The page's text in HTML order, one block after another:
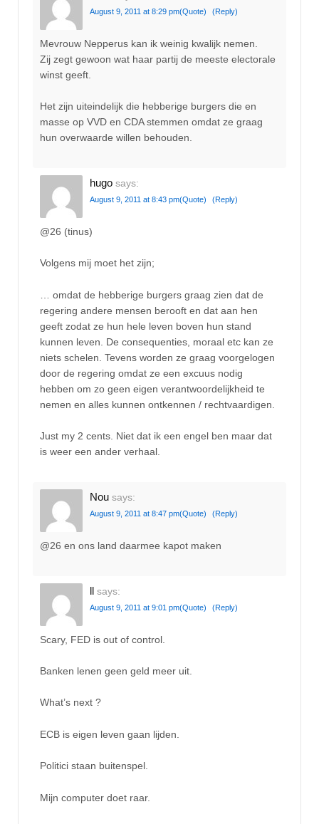
August 9, 2011 at 8:29 pm(Quote) (Reply)
Mevrouw Nepperus kan ik weinig kwalijk nemen.
Zij zegt gewoon wat haar partij de meeste electorale
winst geeft.
Het zijn uiteindelijk die hebberige burgers die en
masse op VVD en CDA stemmen omdat ze graag
hun overwaarde willen behouden.
hugo says:
August 9, 2011 at 8:43 pm(Quote) (Reply)
@26 (tinus)
Volgens mij moet het zijn;
… omdat de hebberige burgers graag zien dat de
regering andere mensen berooft en dat aan hen
geeft zodat ze hun hele leven boven hun stand
kunnen leven. De consequenties, moraal etc kan ze
niets schelen. Tevens worden ze graag voorgelogen
door de regering omdat ze een excuus nodig
hebben om zo geen eigen verantwoordelijkheid te
nemen en alles kunnen ontkennen / rechtvaardigen.
Just my 2 cents. Niet dat ik een engel ben maar dat
is weer een ander verhaal.
Nou says:
August 9, 2011 at 8:47 pm(Quote) (Reply)
@26 en ons land daarmee kapot maken
ll says:
August 9, 2011 at 9:01 pm(Quote) (Reply)
Scary, FED is out of control.
Banken lenen geen geld meer uit.
What’s next ?
ECB is eigen leven gaan lijden.
Politici staan buitenspel.
Mijn computer doet raar.